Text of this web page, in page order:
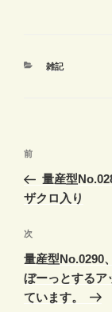
カ
雑記
投
ナ
ゲ
ー
シ
ョ
前
の
投
前
量産型
ザクロ入り
次
の
投
稿
次
量産型No.0290、
ぼーっとするア
ています。